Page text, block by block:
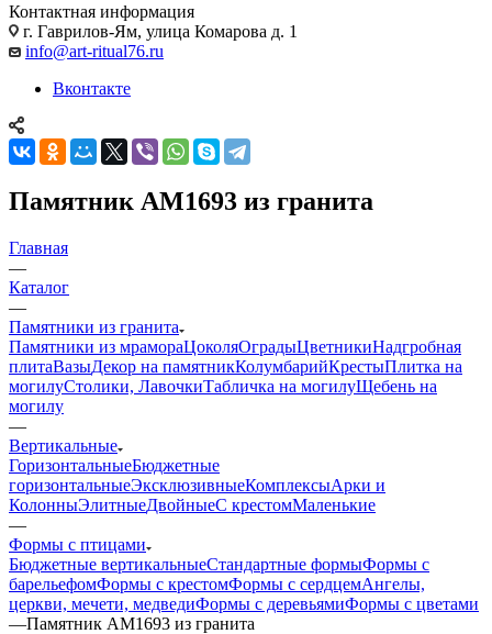
Контактная информация
г. Гаврилов-Ям, улица Комарова д. 1
info@art-ritual76.ru
Вконтакте
Памятник AM1693 из гранита
Главная
—
Каталог
—
Памятники из гранита
Памятники из мрамораЦоколяОградыЦветникиНадгробная
плитаВазыДекор на памятникКолумбарийКрестыПлитка на
могилуСтолики, ЛавочкиТабличка на могилуЩебень на
могилу
—
Вертикальные
ГоризонтальныеБюджетные
горизонтальныеЭксклюзивныеКомплексыАрки и
КолонныЭлитныеДвойныеС крестомМаленькие
—
Формы с птицами
Бюджетные вертикальныеСтандартные формыФормы с
барельефомФормы с крестомФормы с сердцемАнгелы,
церкви, мечети, медведиФормы с деревьямиФормы с цветами
—Памятник AM1693 из гранита